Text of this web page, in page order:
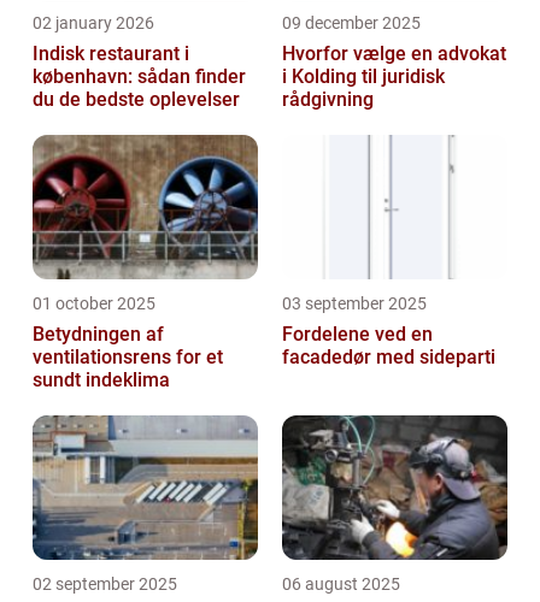
02 january 2026
Indisk restaurant i
københavn: sådan finder
du de bedste oplevelser
09 december 2025
Hvorfor vælge en advokat
i Kolding til juridisk
rådgivning
01 october 2025
Betydningen af
ventilationsrens for et
sundt indeklima
03 september 2025
Fordelene ved en
facadedør med sideparti
02 september 2025 06 august 2025